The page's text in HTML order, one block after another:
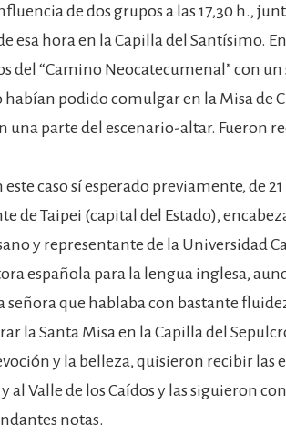
de dos grupos a las 17,30 h.,
esa hora en la Capilla del Santísimo.
del “Camino Neocatecumenal” con un
podido comulgar en la Misa de
una parte del escenario-altar. Fueron
caso sí esperado previamente, de
de Taipei (capital del Estado),
y representante de la Universidad
española para la lengua inglesa,
señora que hablaba con bastante
la Santa Misa en la Capilla del
y la belleza, quisieron recibir las
al Valle de los Caídos y las siguieron
notas.